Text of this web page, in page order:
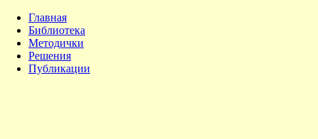
Главная
Библиотека
Методички
Решения
Публикации